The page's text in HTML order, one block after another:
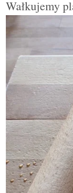
Wałkujemy